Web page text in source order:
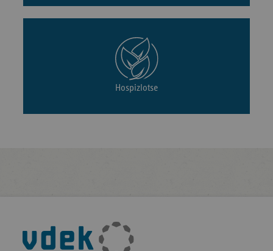
Hospizlotse
Fußleisten-
Navigation